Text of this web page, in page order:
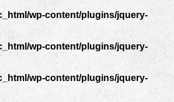
wp-content/plugins/jquery-
wp-content/plugins/jquery-
wp-content/plugins/jquery-